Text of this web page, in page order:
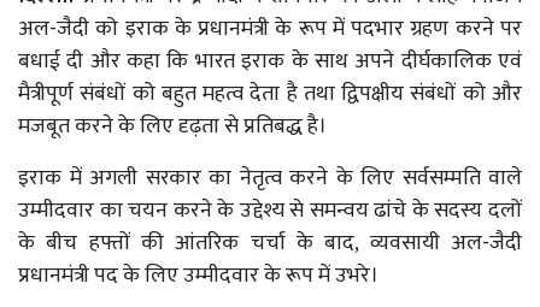
अल-जैदी को इराक के प्रधानमंत्री के रूप में पदभार ग्रहण करने पर
बधाई दी और कहा कि भारत इराक के साथ अपने दीर्घकालिक एवं
मैत्रीपूर्ण संबंधों को बहुत महत्व देता है तथा द्विपक्षीय संबंधों को और
मजबूत करने के लिए दृढ़ता से प्रतिबद्ध है।
इराक में अगली सरकार का नेतृत्व करने के लिए सर्वसम्मति वाले
उम्मीदवार का चयन करने के उद्देश्य से समन्वय ढांचे के सदस्य दलों
के बीच हफ्तों की आंतरिक चर्चा के बाद, व्यवसायी अल-जैदी
प्रधानमंत्री पद के लिए उम्मीदवार के रूप में उभरे।